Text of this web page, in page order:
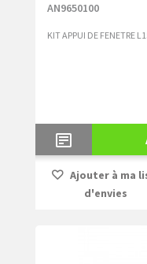
AN9650100
KIT APPUI DE FENETRE
Ajouter à ma
d'envies